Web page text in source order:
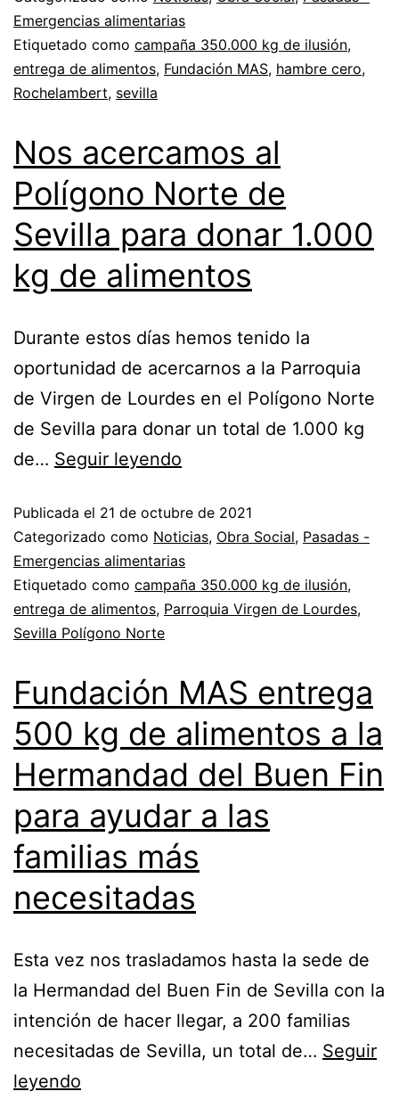
Emergencias alimentarias
Etiquetado como campaña 350.000 kg de ilusión,
entrega de alimentos, Fundación MAS, hambre cero,
Rochelambert, sevilla
Nos acercamos al
Polígono Norte de
Sevilla para donar 1.000
kg de alimentos
Durante estos días hemos tenido la
oportunidad de acercarnos a la Parroquia
de Virgen de Lourdes en el Polígono Norte
de Sevilla para donar un total de 1.000 kg
de… Seguir leyendo
Publicada el 21 de octubre de 2021
Categorizado como Noticias, Obra Social, Pasadas -
Emergencias alimentarias
Etiquetado como campaña 350.000 kg de ilusión,
entrega de alimentos, Parroquia Virgen de Lourdes,
Sevilla Polígono Norte
Fundación MAS entrega
500 kg de alimentos a la
Hermandad del Buen Fin
para ayudar a las
familias más
necesitadas
Esta vez nos trasladamos hasta la sede de
la Hermandad del Buen Fin de Sevilla con la
intención de hacer llegar, a 200 familias
necesitadas de Sevilla, un total de… Seguir
leyendo